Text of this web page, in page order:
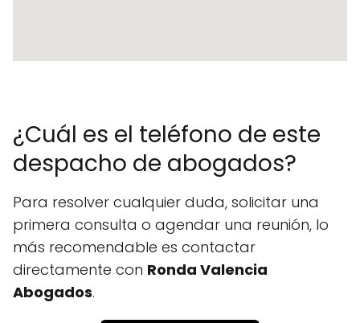
¿Cuál es el teléfono de este
despacho de abogados?
Para resolver cualquier duda, solicitar una
primera consulta o agendar una reunión, lo
más recomendable es contactar
directamente con Ronda Valencia
Abogados.